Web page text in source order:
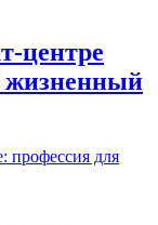
центре
жизненный